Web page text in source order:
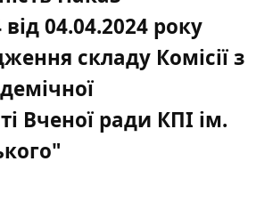
04.04.2024 року
складу Комісії з
Вченої ради КПІ ім.